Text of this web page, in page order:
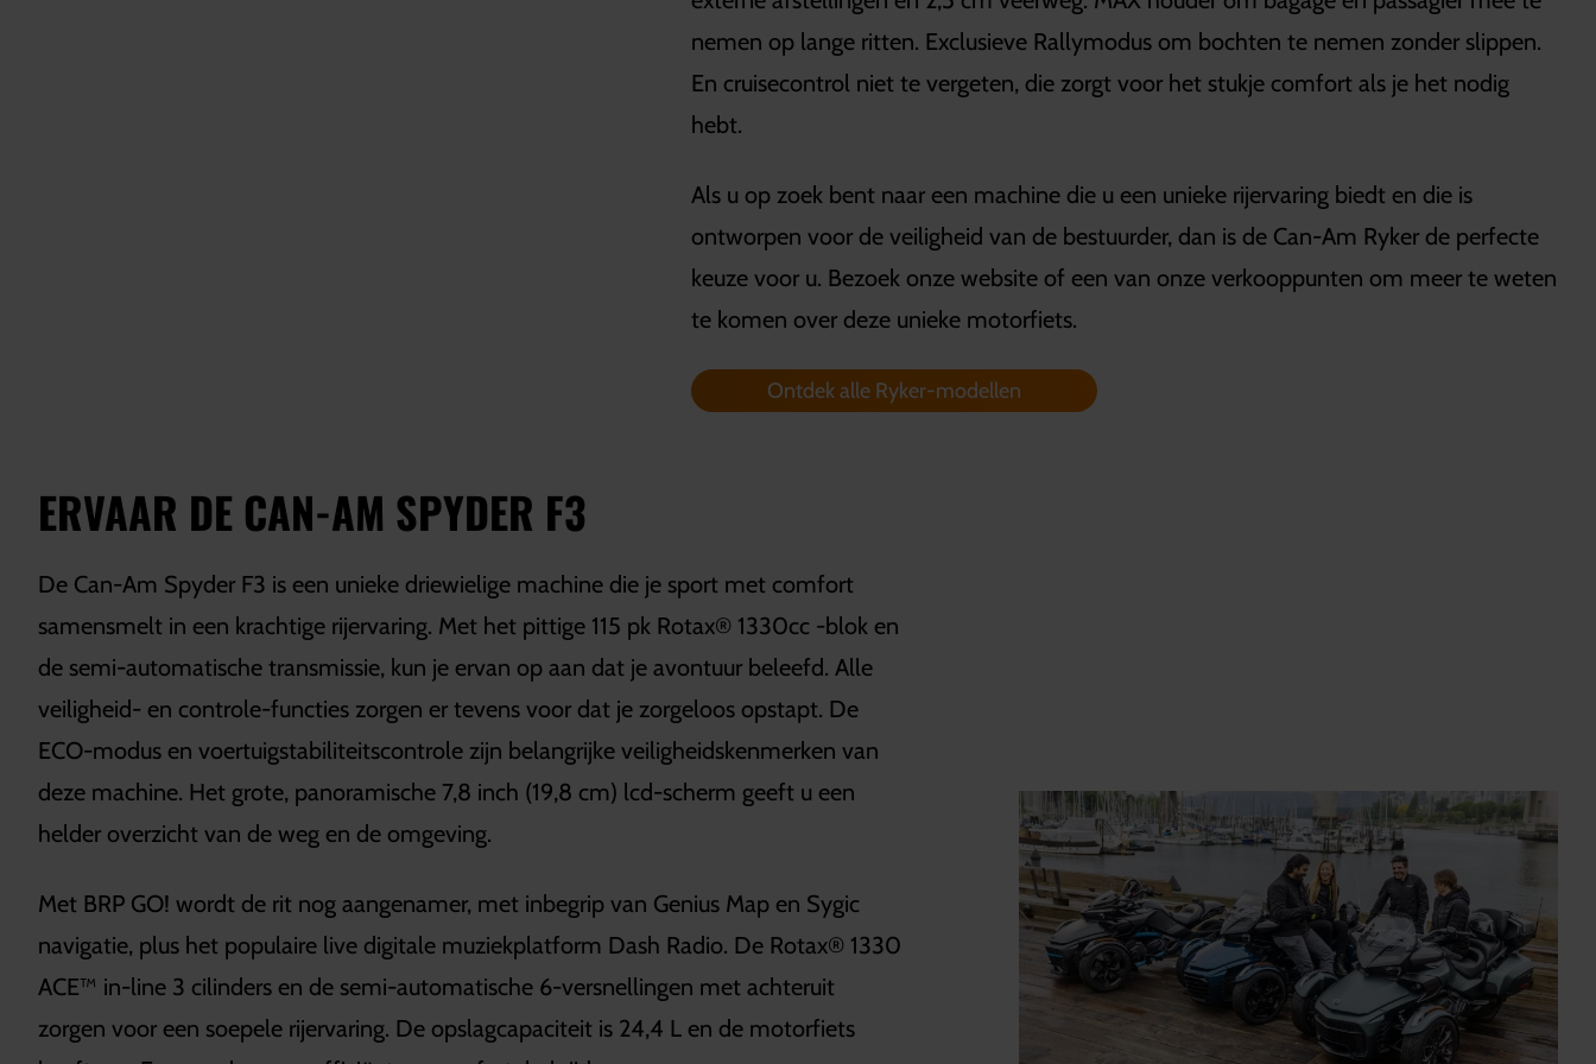
nemen op lange ritten. Exclusieve Rallymodus om bochten te nemen zonder slippen.
En cruisecontrol niet te vergeten, die zorgt voor het stukje comfort als je het nodig
hebt.
Als u op zoek bent naar een machine die u een unieke rijervaring biedt en die is
ontworpen voor de veiligheid van de bestuurder, dan is de Can-Am Ryker de perfecte
keuze voor u. Bezoek onze website of een van onze verkooppunten om meer te weten
te komen over deze unieke motorfiets.
Ontdek alle Ryker-modellen
ERVAAR DE CAN-AM SPYDER F3
De Can-Am Spyder F3 is een unieke driewielige machine die je sport met comfort
samensmelt in een krachtige rijervaring. Met het pittige 115 pk Rotax® 1330cc -blok en
de semi-automatische transmissie, kun je ervan op aan dat je avontuur beleefd. Alle
veiligheid- en controle-functies zorgen er tevens voor dat je zorgeloos opstapt. De
ECO-modus en voertuigstabiliteitscontrole zijn belangrijke veiligheidskenmerken van
deze machine. Het grote, panoramische 7,8 inch (19,8 cm) lcd-scherm geeft u een
helder overzicht van de weg en de omgeving.
Met BRP GO! wordt de rit nog aangenamer, met inbegrip van Genius Map en Sygic
navigatie, plus het populaire live digitale muziekplatform Dash Radio. De Rotax® 1330
ACE™ in-line 3 cilinders en de semi-automatische 6-versnellingen met achteruit
zorgen voor een soepele rijervaring. De opslagcapaciteit is 24,4 L en de motorfiets